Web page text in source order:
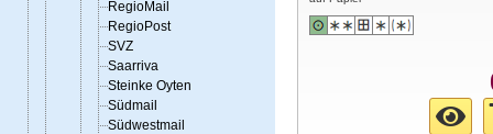
RegioMail
RegioPost
SVZ
Saarriva
Steinke Oyten
Südmail
Südwestmail